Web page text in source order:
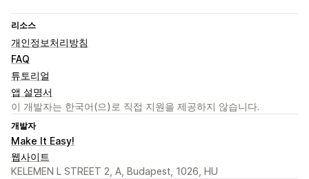
리소스
개인정보처리방침
FAQ
튜토리얼
앱 설명서
이 개발자는 한국어(으)로 직접 지원을 제공하지 않습니다.
개발자
Make It Easy!
웹사이트
KELEMEN L STREET 2, A, Budapest, 1026, HU